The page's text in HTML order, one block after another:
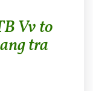
Vv to
tra